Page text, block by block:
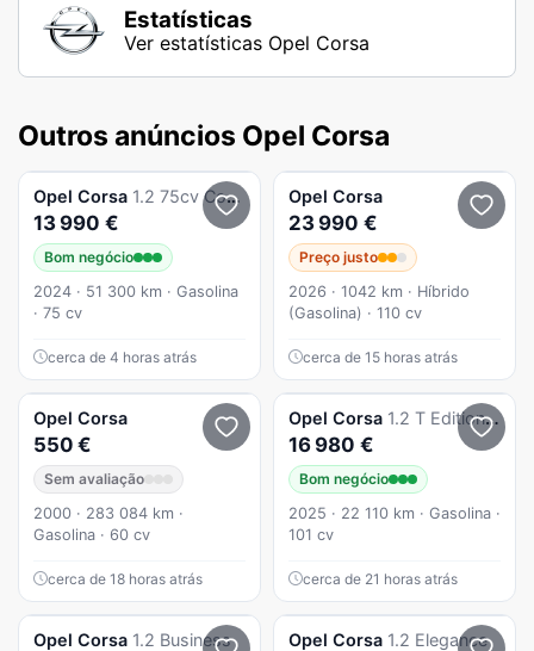
Estatísticas
Ver estatísticas Opel Corsa
Outros anúncios Opel Corsa
Opel Corsa 1.2 75cv Corsa
13 990 €
Bom negócio
2024 · 51 300 km · Gasolina
· 75 cv
cerca de 4 horas atrás
Opel Corsa
23 990 €
Preço justo
2026 · 1042 km · Híbrido
(Gasolina) · 110 cv
cerca de 15 horas atrás
Opel Corsa
550 €
Sem avaliação
2000 · 283 084 km ·
Gasolina · 60 cv
cerca de 18 horas atrás
Opel Corsa 1.2 T Edition Aut.
16 980 €
Bom negócio
2025 · 22 110 km · Gasolina ·
101 cv
cerca de 21 horas atrás
Opel Corsa 1.2 Business Opel Corsa 1.2 Elegance